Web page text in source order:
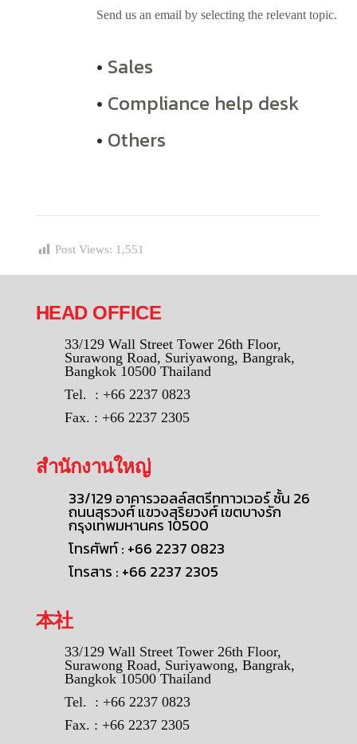
Send us an email by selecting the relevant topic.
• Sales
• Compliance help desk
• Others
Post Views: 1,551
HEAD OFFICE
33/129 Wall Street Tower 26th Floor,
Surawong Road, Suriyawong, Bangrak,
Bangkok 10500 Thailand
Tel. : +66 2237 0823
Fax. : +66 2237 2305
สำนักงานใหญ่
33/129 อาคารวอลล์สตรีททาวเวอร์ ชั้น 26
ถนนสุรวงศ์ แขวงสุริยวงศ์ เขตบางรัก
กรุงเทพมหานคร 10500
โทรศัพท์ : +66 2237 0823
โทรสาร : +66 2237 2305
本社
33/129 Wall Street Tower 26th Floor,
Surawong Road, Suriyawong, Bangrak,
Bangkok 10500 Thailand
Tel. : +66 2237 0823
Fax. : +66 2237 2305